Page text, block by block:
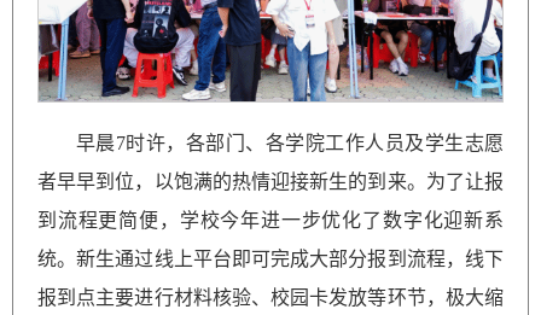
早晨7时许，各部门、各学院工作人员及学生志愿
者早早到位，以饱满的热情迎接新生的到来。为了让报
到流程更简便，学校今年进一步优化了数字化迎新系
统。新生通过线上平台即可完成大部分报到流程，线下
报到点主要进行材料核验、校园卡发放等环节，极大缩